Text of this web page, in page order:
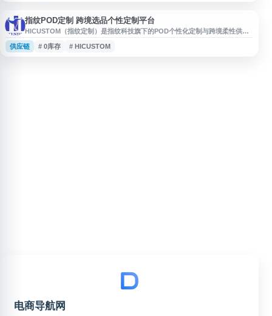
指纹POD定制 跨境选品个性定制平台
HICUSTOM（指纹定制）是指纹科技旗下的POD个性化定制与跨境柔性供应
链托管平台，面向跨境电商卖家提供选品、设计、生产、物流、售后等一站式
服务。平台支持来图定制、按需生产、一件代发、小单快反和0库存运营，覆
供应链 # 0库存 # HICUSTOM
电商导航网